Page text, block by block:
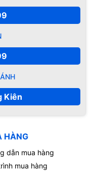
Kiên
HÀNG
dẫn mua hàng
mua hàng